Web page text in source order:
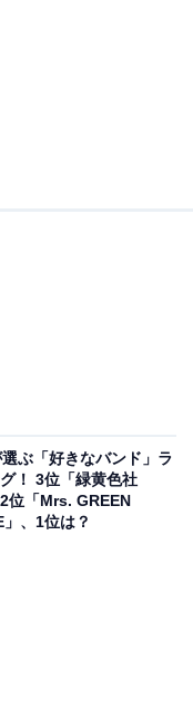
ぶ「好きなバンド」ラ
！ 3位「緑黄色社
位「Mrs. GREEN
、1位は？